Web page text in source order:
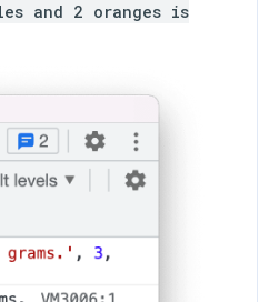
and 2 oranges is